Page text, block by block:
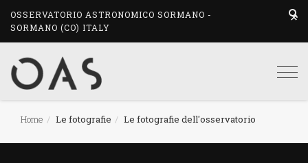
OSSERVATORIO ASTRONOMICO SORMANO -
SORMANO (CO) ITALY
Home Le fotografie Le fotografie dell'osservatorio